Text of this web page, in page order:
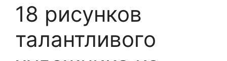
18 рисунков
талантливого